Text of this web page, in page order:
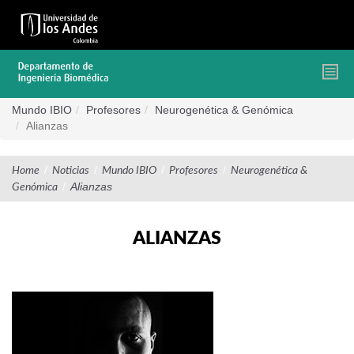
contenido
Mundo IBIO Profesores
Neurogenética & Genómica
Alianzas
Home / Noticias / Mundo IBIO / Profesores / Neurogenética &
Genómica / Alianzas
ALIANZAS